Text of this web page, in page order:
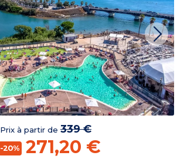
Prix à partir de 339 €
-20% 271,20 €